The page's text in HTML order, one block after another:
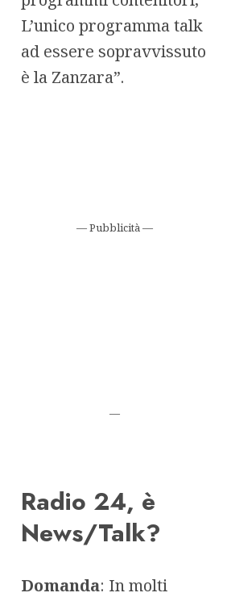
L’unico programma talk
ad essere sopravvissuto
è la Zanzara”.
— Pubblicità —
—
Radio 24, è
News/Talk?
Domanda: In molti